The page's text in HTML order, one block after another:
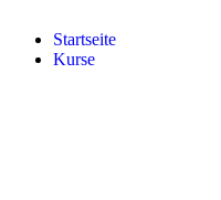
Start­sei­te
Kur­se